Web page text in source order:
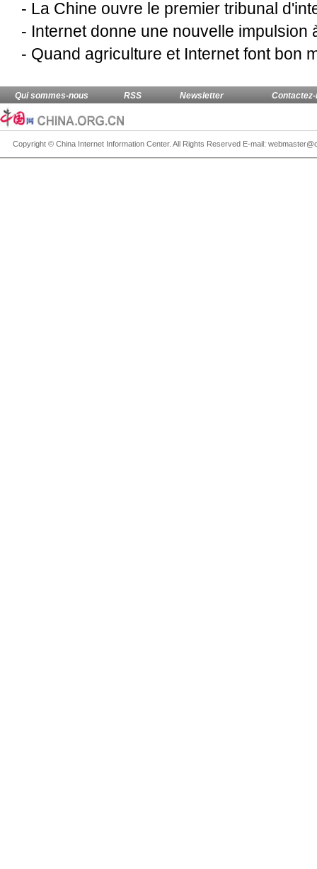
- La Chine ouvre le premier tribunal
- Internet donne une nouvelle impulsion
- Quand agriculture et Internet font bon